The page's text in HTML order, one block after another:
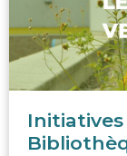
Initiatives